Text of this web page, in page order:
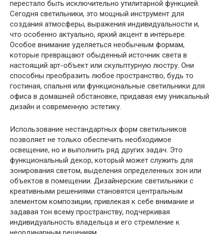
перестало быть исключительно утилитарной функцией.
Сегодня светильники, это мощный инструмент для
создания атмосферы, выражения индивидуальности и,
что особенно актуально, яркий акцент в интерьере.
Особое внимание уделяеться необычным формам,
которые превращают обыденный источник света в
настоящий арт-объект или скульптурную люстру. Они
способны преобразить любое пространство, будь то
гостиная, спальня или функциональные светильники для
офиса в домашней обстановке, придавая ему уникальный
дизайн и современную эстетику.
Использование нестандартных форм светильников
позволяет не только обеспечить необходимое
освещение, но и выполнить ряд других задач. Это
функциональный декор, который может служить для
зонирования светом, выделения определенных зон или
объектов в помещении. Дизайнерские светильники с
креативными решениями становятся центральным
элементом композиции, привлекая к себе внимание и
задавая тон всему пространству, подчеркивая
индивидуальность владельца и его стремление к